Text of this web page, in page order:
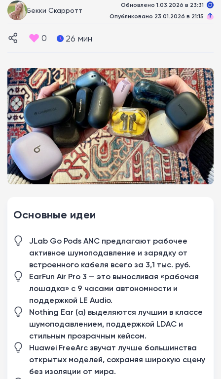
Бекки Скарротт
Обновлено 1.03.2026 в 23:31
Опубликовано 23.01.2026 в 21:15
0 26 мин
Основные идеи
JLab Go Pods ANC предлагают рабочее
активное шумоподавление и зарядку от
встроенного кабеля всего за 3,1 тыс. руб.
EarFun Air Pro 3 — это выносливая «рабочая
лошадка» с 9 часами автономности и
поддержкой LE Audio.
Nothing Ear (a) выделяются лучшим в классе
шумоподавлением, поддержкой LDAC и
стильным прозрачным кейсом.
Huawei FreeArc звучат лучше большинства
открытых моделей, сохраняя широкую сцену
без изоляции от мира.